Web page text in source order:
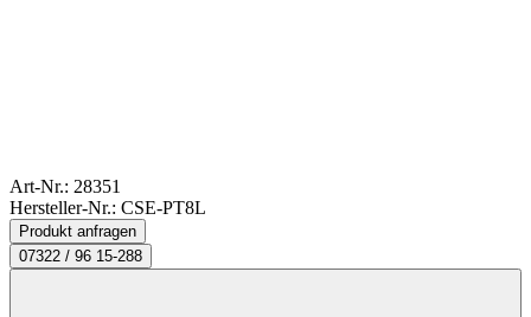
Art-Nr.: 28351
Hersteller-Nr.: CSE-PT8L
Produkt anfragen
07322 / 96 15-288